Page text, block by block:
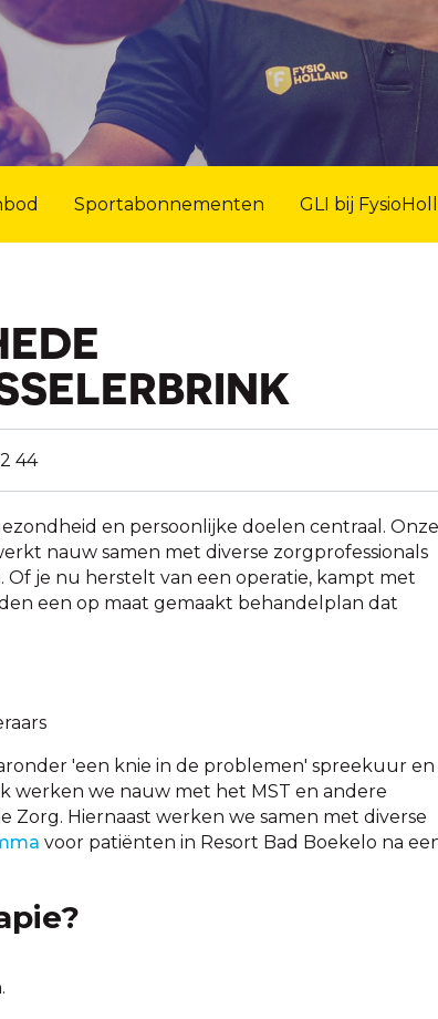
Sportabonnementen GLI bij
44
en persoonlijke doelen centraal.
nauw samen met diverse zorgprofessionals
je nu herstelt van een operatie, kampt met
een op maat gemaakt behandelplan dat
'een knie in de problemen' spreekuur en
werken we nauw met het MST en andere
Hiernaast werken we samen met diverse
voor patiënten in Resort Bad Boekelo na